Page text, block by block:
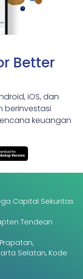
Better
iOS, dan
berinvestasi
keuangan
Capital Sekuritas
Tendean
Selatan, Kode